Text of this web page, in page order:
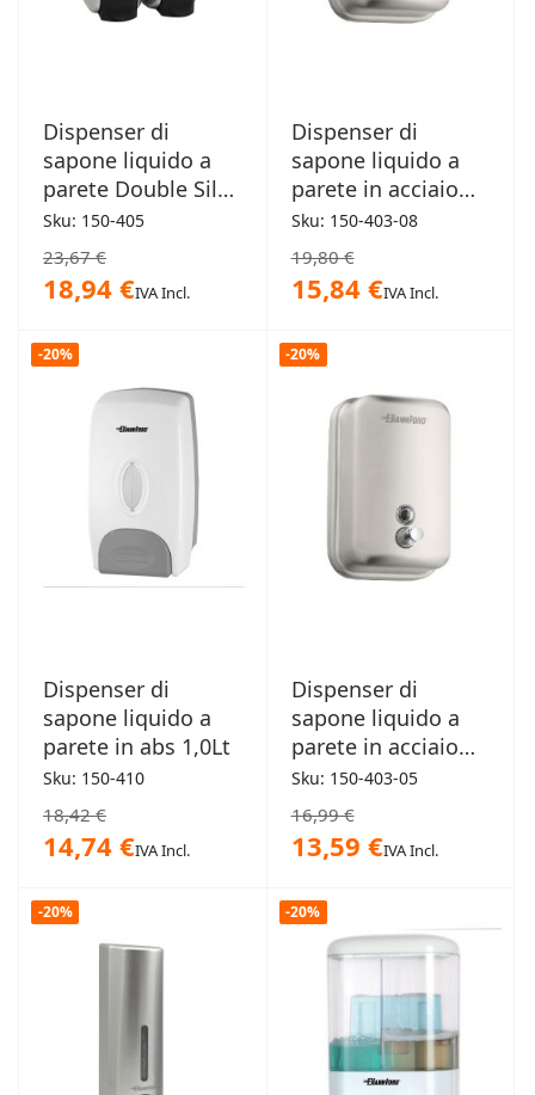
Dispenser di
sapone liquido a
parete Double Silos
0,35Lt x2
Sku: 150-405
23,67 €
18,94 €IVA Incl.
Dispenser di
sapone liquido a
parete in acciaio
0,8Lt
Sku: 150-403-08
19,80 €
15,84 €IVA Incl.
-20%
Dispenser di
sapone liquido a
parete in abs 1,0Lt
Sku: 150-410
18,42 €
14,74 €IVA Incl.
-20%
Dispenser di
sapone liquido a
parete in acciaio
0,5Lt
Sku: 150-403-05
16,99 €
13,59 €IVA Incl.
-20% -20%